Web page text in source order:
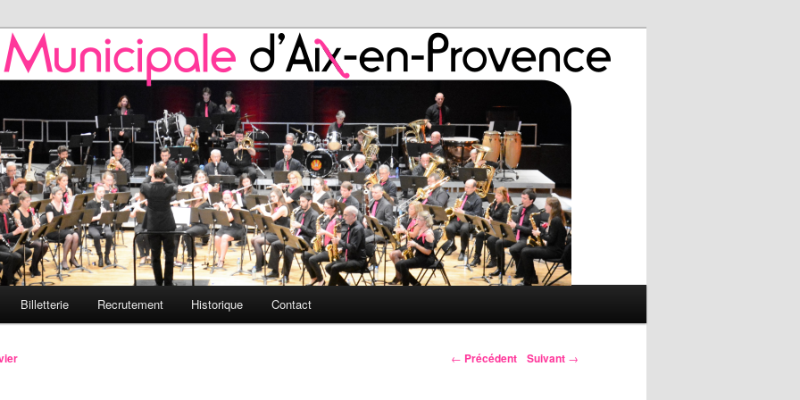
d'Aix-en-Provence
l'HMAP
Billetterie Recrutement Historique Contact
← Précédent Suivant →